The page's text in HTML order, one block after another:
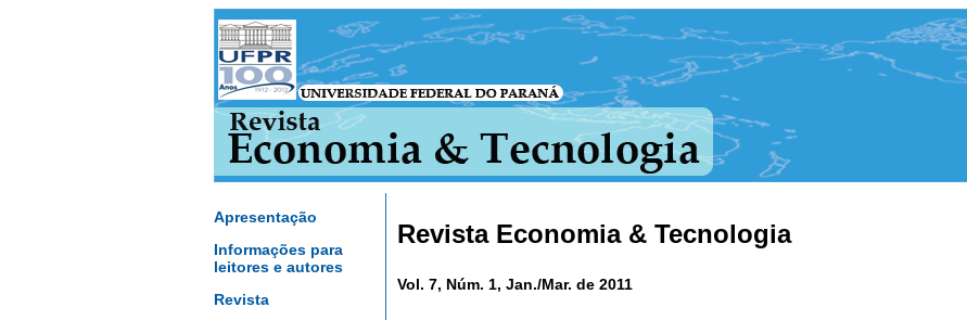
Apresentação
Informações para
leitores e autores
Revista
Revista Economia & Tecnologia
Vol. 7, Núm. 1, Jan./Mar. de 2011